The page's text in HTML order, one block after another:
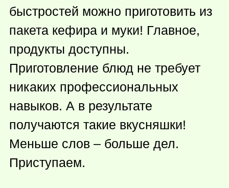
быстростей можно приготовить из
пакета кефира и муки! Главное,
продукты доступны.
Приготовление блюд не требует
никаких профессиональных
навыков. А в результате
получаются такие вкусняшки!
Меньше слов – больше дел.
Приступаем.